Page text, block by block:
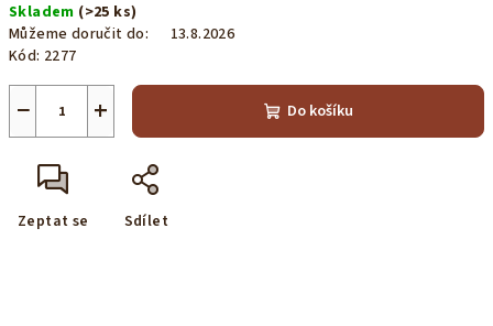
cena:
Skladem (>25 ks)
Můžeme doručit do:
13.8.2026
Kód: 2277
+
− Do košíku
Zeptat se Sdílet